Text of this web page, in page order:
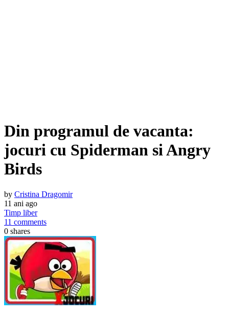
Din programul de vacanta:
jocuri cu Spiderman si Angry
Birds
by Cristina Dragomir
11 ani ago
Timp liber
11 comments
0 shares